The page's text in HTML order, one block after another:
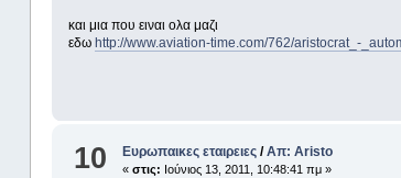
και μια που ειναι ολα μαζι
εδω http://www.aviation-time.com/762/aristocrat_-
10 Ευρωπαικες εταιρειες /Απ: Aristo
«στις: Ιούνιος 13, 2011, 10:48:41 πμ »